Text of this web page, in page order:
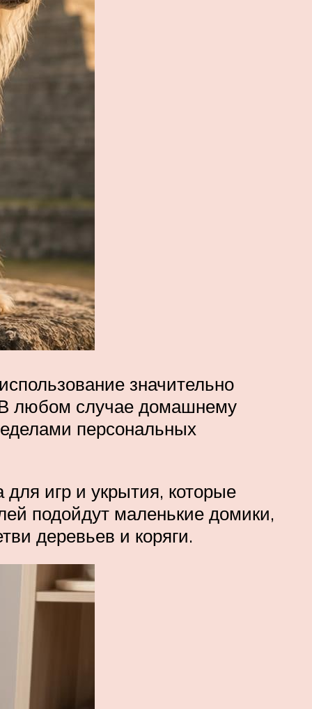
значительно
В любом случае домашнему
персональных
игр и укрытия, которые
подойдут маленькие домики,
деревьев и коряги.